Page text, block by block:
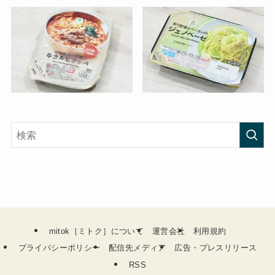
mitok［ミトク］について 運営会社
利用規約
プライバシーポリシー
配信先メディア
広告・プレスリリース
RSS